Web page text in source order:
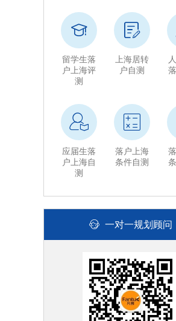
留学生落
户上海评
测
上海居转
户自测
应届生落
户上海自
测
落户上海
条件自测
一对一规划顾问